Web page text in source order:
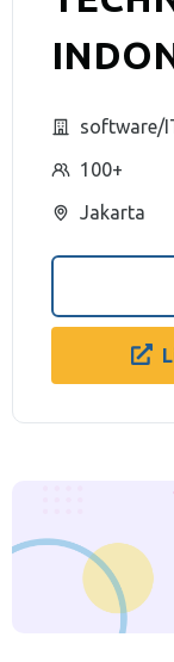
software/
100+
Jakarta